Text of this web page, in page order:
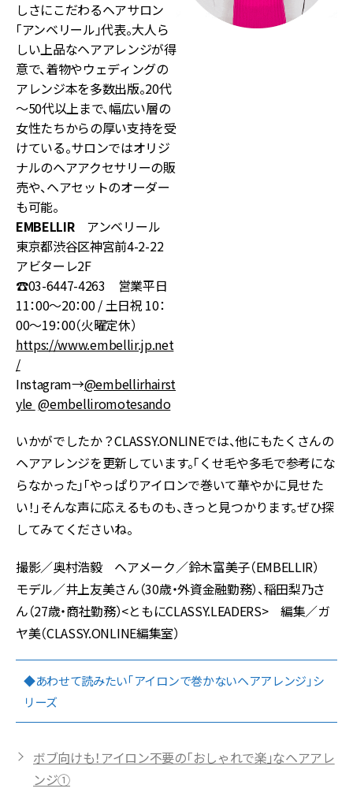
しさにこだわるヘアサロン
「アンベリール」代表。大人ら
しい上品なヘアアレンジが得
意で、着物やウェディングの
アレンジ本を多数出版。20代
～50代以上まで、幅広い層の
女性たちからの厚い支持を受
けている。サロンではオリジ
ナルのヘアアクセサリーの販
売や、ヘアセットのオーダー
も可能。
EMBELLIR アンベリール
東京都渋谷区神宮前4-2-22
アビターレ2F
☎03-6447-4263 営業平日
11：00〜20：00 / 土日祝 10：
00〜19：00（火曜定休）
https://www.embellir.jp.net
/
Instagram→@embellirhairst
yle @embelliromotesando
いかがでしたか？CLASSY.ONLINEでは、他にもたくさんの
ヘアアレンジを更新しています。「くせ毛や多毛で参考にな
らなかった」「やっぱりアイロンで巻いて華やかに見せた
い！」そんな声に応えるものも、きっと見つかります。ぜひ探
してみてくださいね。
撮影／奥村浩毅 ヘアメーク／鈴木富美子（EMBELLIR）
モデル／井上友美さん（30歳・外資金融勤務）、稲田梨乃さ
ん（27歳・商社勤務）<ともにCLASSY.LEADERS> 編集／ガ
ヤ美（CLASSY.ONLINE編集室）
◆あわせて読みたい「アイロンで巻かないヘアアレンジ」シ
リーズ
ボブ向けも！アイロン不要の「おしゃれで楽」なヘアアレ
ンジ①